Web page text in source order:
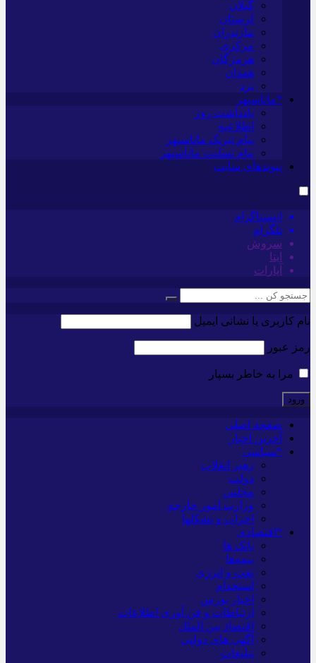
گیلان
لرستان
مازندران
مرکزی
هرمزگان
همدان
یزد
*ماناسپهر
یادداشت روز
اطلاعیه
پیام تبریک ماناسپهر
پیام تسلیت ماناسپهر
پیوندهای سایت
اینستاگرام
تلگرام
سروش
ایتا
آپارات
نام کاربری یا نشانی ایمیل
رمز عبور
مرا به خاطر بسپار
صفحه اصلی
آخرین اخبار
*سیاسی
رهبر انقلاب
دولت
مجلس
وزارت امور خارجه
احزاب و تشکلها
*اقتصادی
بانک ها
بیمه‌ها
نفت و انرژی
استخدام
اخبار بورس
ارتباطات و فن آوری اطلاعات
اقتصاد بین الملل
آگهی های دولتی
تبلیغات